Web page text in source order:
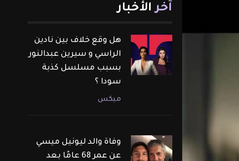
آخر الأخبار
هل وقع خلاف بين نادين
الراسي و سيرين عبدالنور
بسبب مسلسل كذبة
سودا ؟
ميكس
وفاة والد ليونيل ميسي
عن عمر 68 عامًا بعد